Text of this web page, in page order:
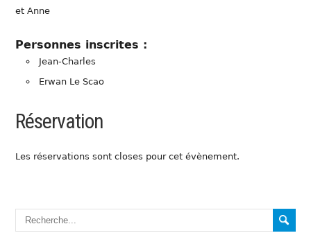
et Anne
Personnes inscrites :
Jean-Charles
Erwan Le Scao
Réservation
Les réservations sont closes pour cet évènement.